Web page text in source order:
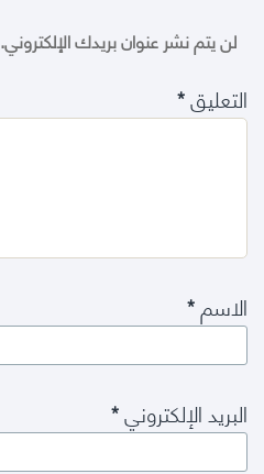
لن يتم نشر عنوان بريدك الإلكتروني.
التعليق*
الاسم*
البريد الإلكتروني*